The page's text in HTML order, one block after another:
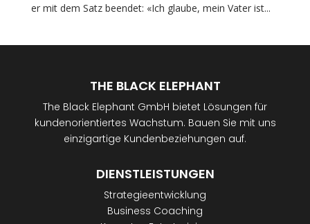
er mit dem Satz beendet: «Ich glaube, mein Vater ist...
THE BLACK ELEPHANT
The Black Elephant GmbH bietet Lösungen für
kundenorientiertes Wachstum. Bauen Sie mit uns
einzigartige Kundenbeziehungen auf.
DIENSTLEISTUNGEN
Strategieentwicklung
Business Coaching